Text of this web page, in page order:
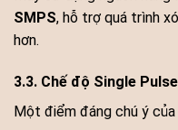
SMPS, hỗ trợ quá trình
hơn.
3.3. Chế độ Single
Một điểm đáng chú ý